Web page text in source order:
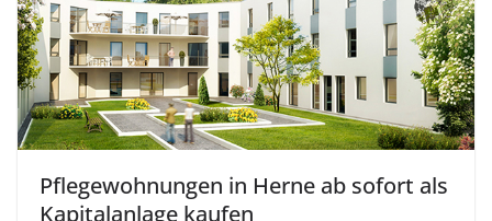
Pflegewohnungen in Herne ab sofort als
Kapitalanlage kaufen